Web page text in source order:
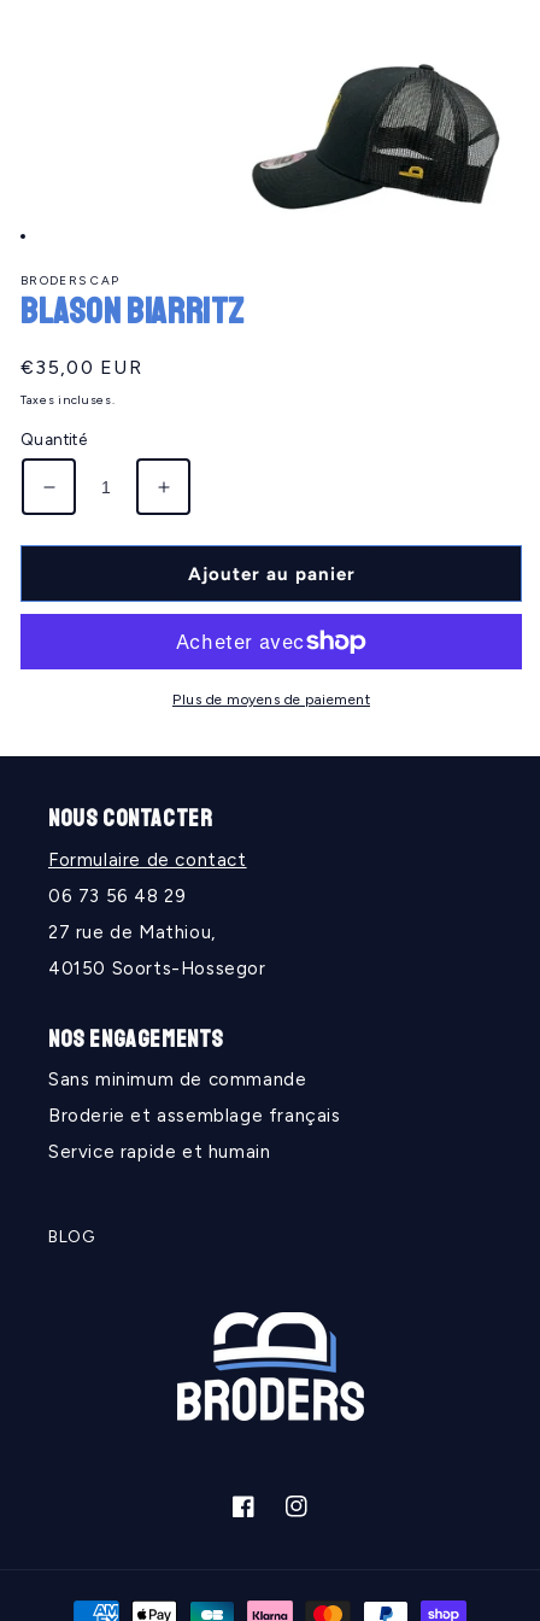
média
1
dans
modale
BRODERS CAP
Blason BIARRITZ
Prix
habituel
€35,00 EUR
Taxes incluses.
Quantité
Réduire
la
quantité
Blason
Augmenter
la
quantité
Blason
Ajouter au panier
Plus de moyens de paiement
NOUS CONTACTER
Formulaire de contact
06 73 56 48 29
27 rue de Mathiou,
40150 Soorts-Hossegor
NOS ENGAGEMENTS
Sans minimum de commande
Broderie et assemblage français
Service rapide et humain
BLOG
FacebookInstagram
Moyens